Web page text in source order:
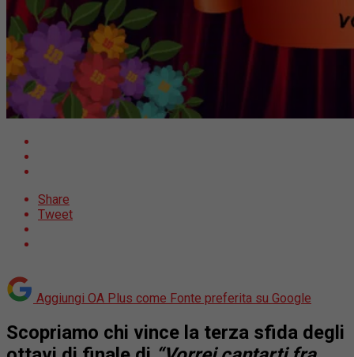
Share
Tweet
Aggiungi OA Plus come Fonte preferita su Google
Scopriamo chi vince la terza sfida degli